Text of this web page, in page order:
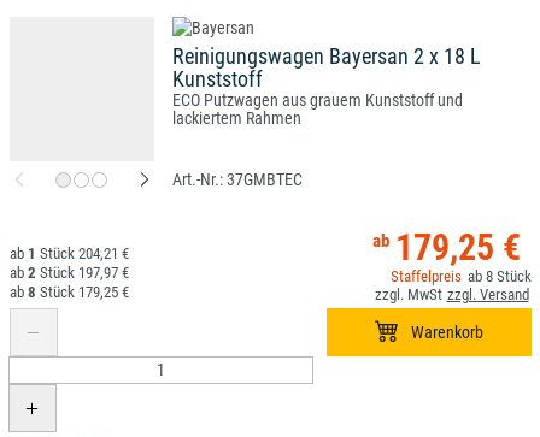
Reinigungswagen Bayersan 2 x 18 L
Kunststoff
ECO Putzwagen aus grauem Kunststoff und
lackiertem Rahmen
37GMBTEC
179,25 €
8
1
204,21 €
2
197,97 €
8
179,25 €